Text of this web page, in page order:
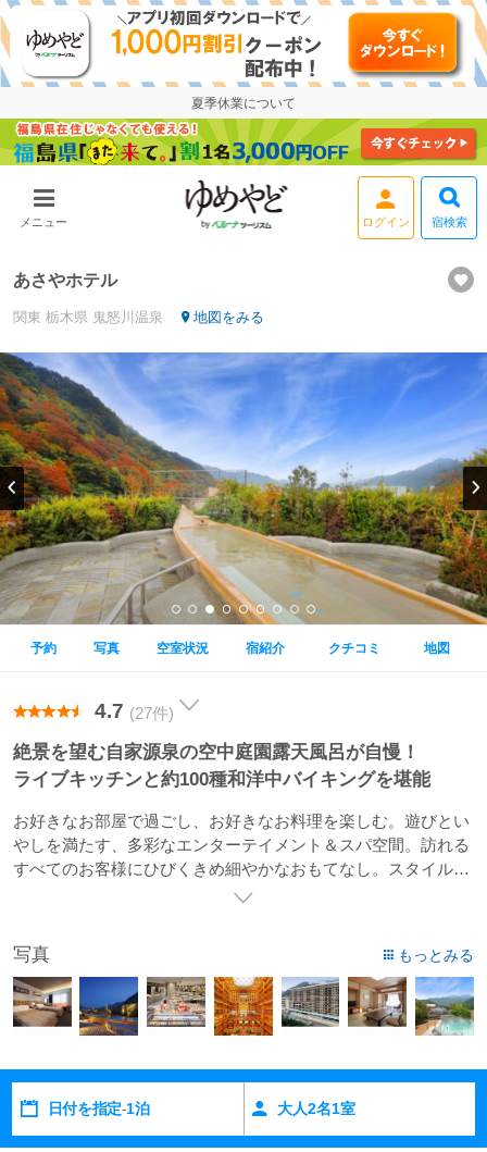
夏季休業について
メニュー
ログイン
宿検索
あさやホテル
関東 栃木県 鬼怒川温泉 地図をみる
予約 写真 空室状況 宿紹介 クチコミ 地図
4.7 (27件)
絶景を望む自家源泉の空中庭園露天風呂が自慢！
ライブキッチンと約100種和洋中バイキングを堪能
お好きなお部屋で過ごし、お好きなお料理を楽しむ。遊びとい
やしを満たす、多彩なエンターテイメント＆スパ空間。訪れる
すべてのお客様にひびくきめ細やかなおもてなし。スタイル選
べる、うれしい風。ココロ踊る、たのしい風。頬をなでる、や
ー」に、心地よい風が吹き抜けます。
写真 もっとみる
日付を指定-1泊 大人2名1室